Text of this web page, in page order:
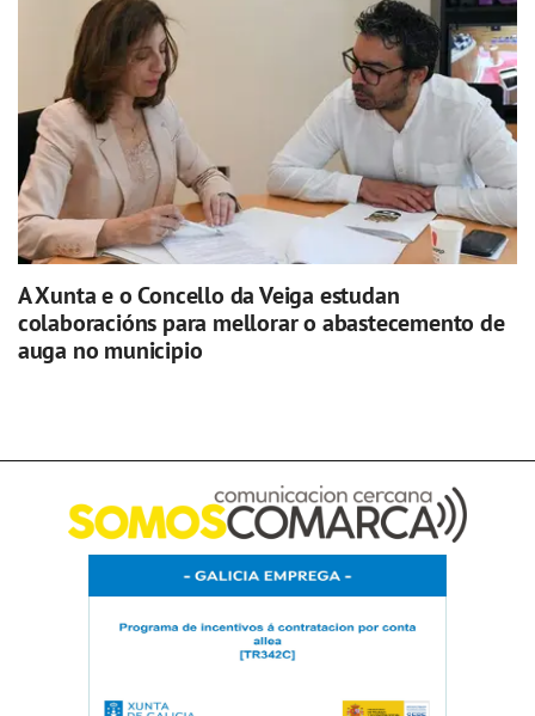
A Xunta e o Concello da Veiga estudan
colaboracións para mellorar o abastecemento de
auga no municipio